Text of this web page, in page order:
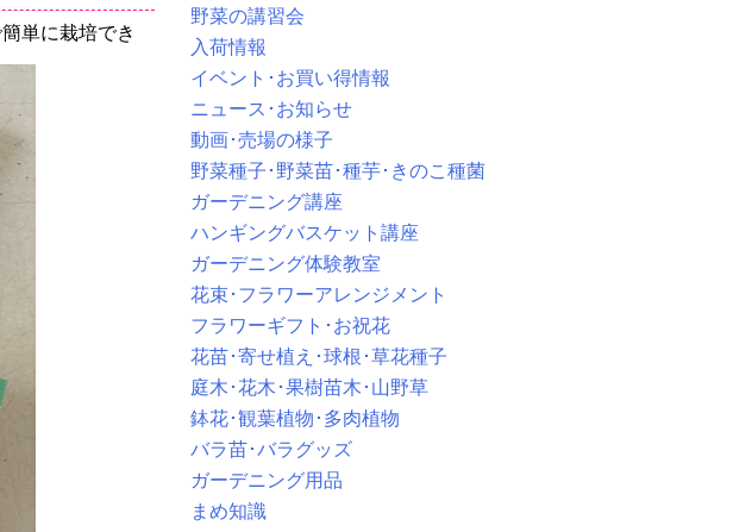
単に栽培でき
野菜の講習会
入荷情報
イベント･お買い得情報
ニュース･お知らせ
動画･売場の様子
野菜種子･野菜苗･種芋･きのこ種菌
ガーデニング講座
ハンギングバスケット講座
ガーデニング体験教室
花束･フラワーアレンジメント
フラワーギフト･お祝花
花苗･寄せ植え･球根･草花種子
庭木･花木･果樹苗木･山野草
鉢花･観葉植物･多肉植物
バラ苗･バラグッズ
ガーデニング用品
まめ知識